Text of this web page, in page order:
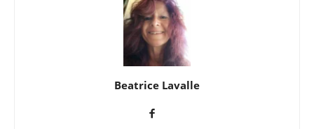
Beatrice Lavalle